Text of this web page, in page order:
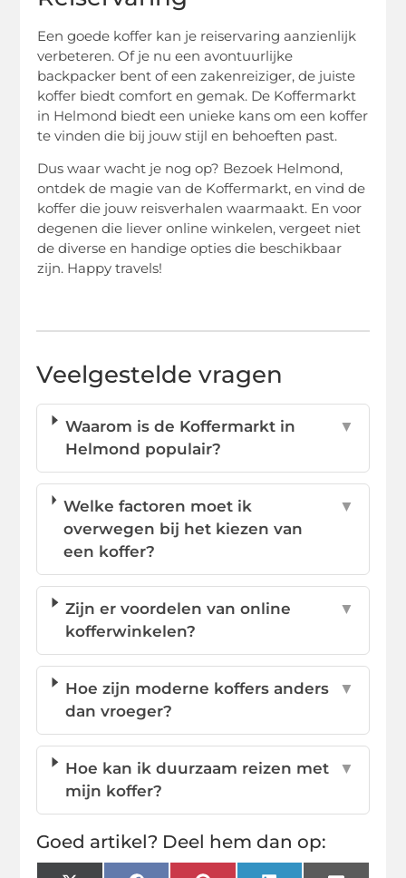
Een goede koffer kan je reiservaring aanzienlijk
verbeteren. Of je nu een avontuurlijke
backpacker bent of een zakenreiziger, de juiste
koffer biedt comfort en gemak. De Koffermarkt
in Helmond biedt een unieke kans om een koffer
te vinden die bij jouw stijl en behoeften past.
Dus waar wacht je nog op? Bezoek Helmond,
ontdek de magie van de Koffermarkt, en vind de
koffer die jouw reisverhalen waarmaakt. En voor
degenen die liever online winkelen, vergeet niet
de diverse en handige opties die beschikbaar
zijn. Happy travels!
Veelgestelde vragen
Waarom is de Koffermarkt in
Helmond populair?
▼
Welke factoren moet ik
overwegen bij het kiezen van
een koffer?
▼
Zijn er voordelen van online
kofferwinkelen?
▼
Hoe zijn moderne koffers anders
dan vroeger?
▼
Hoe kan ik duurzaam reizen met
mijn koffer?
▼
Goed artikel? Deel hem dan op: